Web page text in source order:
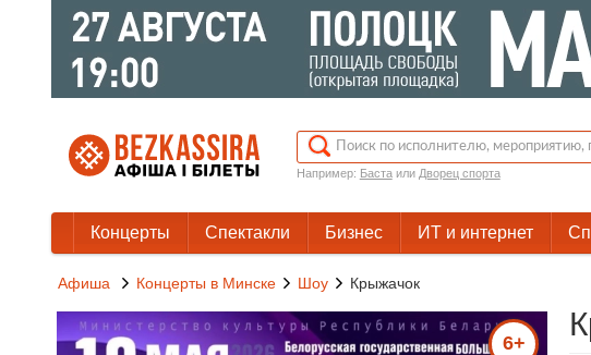
Например: Бастаили Дворец спорта
Концерты Спектакли Бизнес ИТ и интернет
Афиша Концерты в Минске Шоу Крыжачок
6+